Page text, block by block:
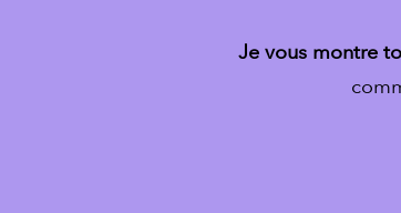
Je vous montre